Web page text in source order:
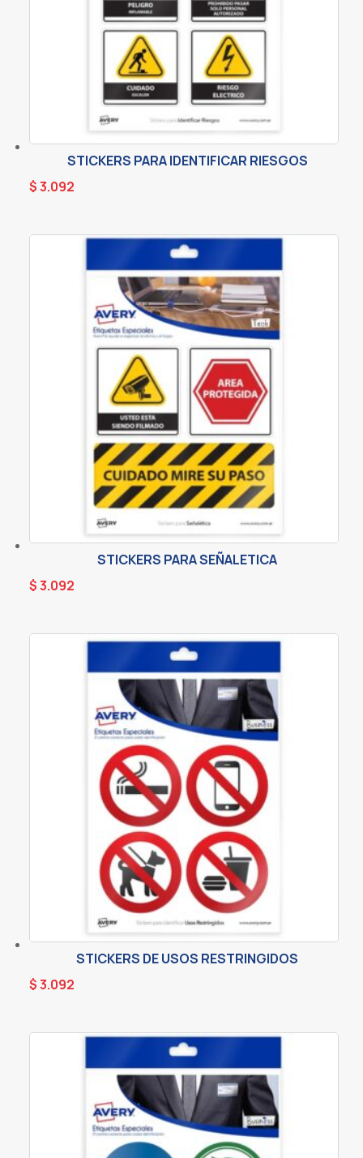
STICKERS PARA IDENTIFICAR RIESGOS
$3.092
STICKERS PARA SEÑALETICA
$3.092
STICKERS DE USOS RESTRINGIDOS
$3.092